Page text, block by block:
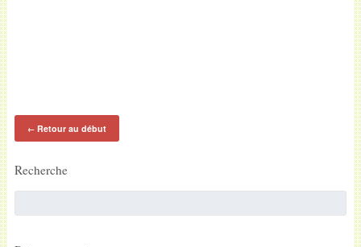
←Retour au début
Recherche